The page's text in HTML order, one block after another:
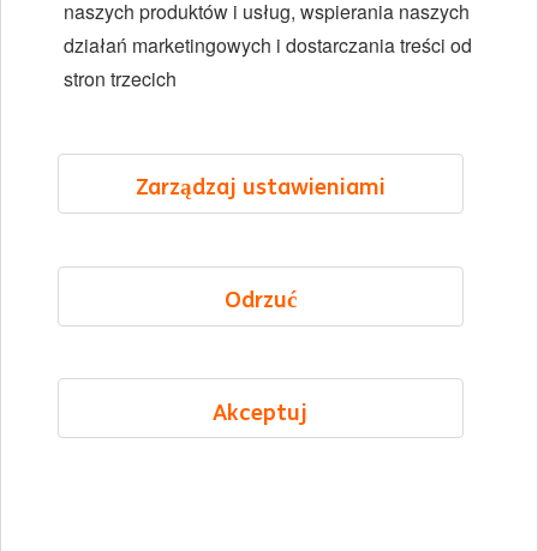
Lokalizacje
LinkedIn YouTube
Mapa strony
Oświadczenie o plikach cookie
Cookie management
naszych produktów i usług, wspierania naszych
działań marketingowych i dostarczania treści od
stron trzecich
Akceptuj
Odrzuć
Zarządzaj ustawieniami